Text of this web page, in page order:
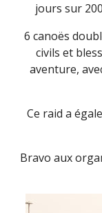
jours sur
6 canoës
civils et
aventure,
Ce raid a
Bravo aux